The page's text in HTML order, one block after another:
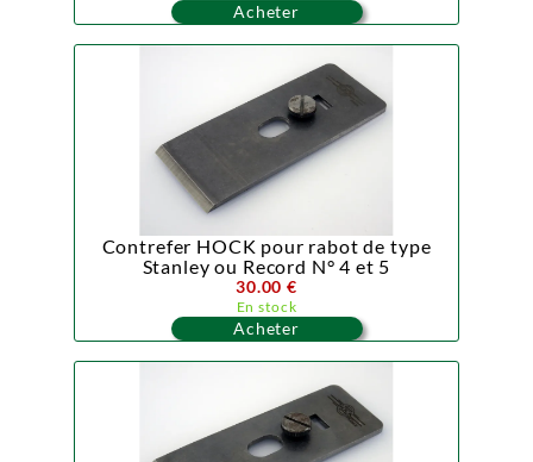
Acheter
Contrefer HOCK pour rabot de type
Stanley ou Record N° 4 et 5
30.00 €
En stock
Acheter